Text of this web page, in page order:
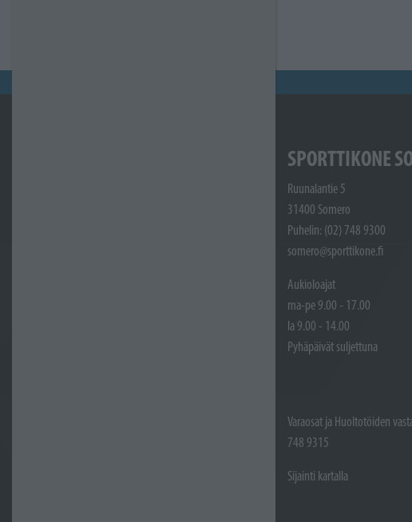
SPORTTIKONE
Ruunalantie 5
31400 Somero
Puhelin: (02) 748 9300
somero@sporttikone.fi
Aukioloajat
ma-pe 9.00 - 17.00
la 9.00 - 14.00
Pyhäpäivät suljettuna
Varaosat ja Huoltotöiden
748 9315
Sijainti kartalla